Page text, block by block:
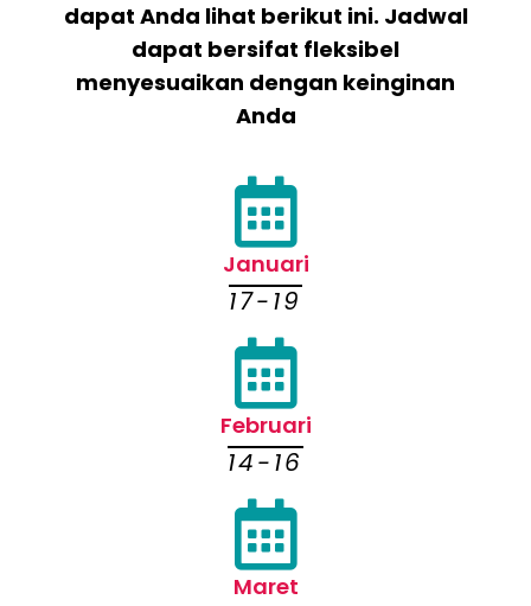
dapat Anda lihat berikut ini. Jadwal
dapat bersifat fleksibel
menyesuaikan dengan keinginan
Anda
Januari
17-19
Februari
14-16
Maret